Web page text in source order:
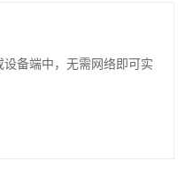
备端中，无需网络即可实